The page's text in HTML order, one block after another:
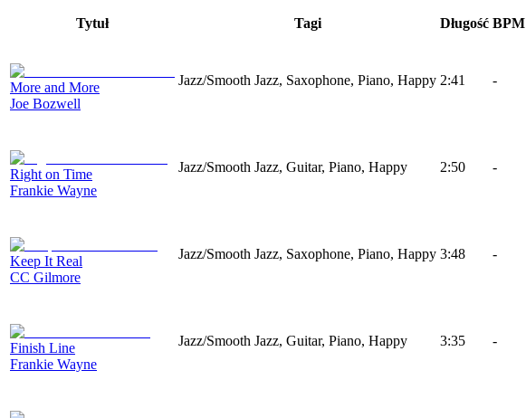
Tytuł Tagi Długość BPM
More and More
Joe Bozwell
Jazz/Smooth Jazz, Saxophone, Piano, Happy 2:41 -
Right on Time
Frankie Wayne
Jazz/Smooth Jazz, Guitar, Piano, Happy 2:50 -
Keep It Real
CC Gilmore
Jazz/Smooth Jazz, Saxophone, Piano, Happy 3:48 -
Finish Line
Frankie Wayne
Jazz/Smooth Jazz, Guitar, Piano, Happy 3:35 -